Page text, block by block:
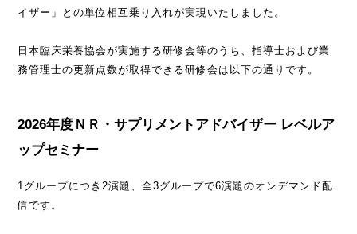
イザー」との単位相互乗り入れが実現いたしました。
日本臨床栄養協会が実施する研修会等のうち、指導士および業
務管理士の更新点数が取得できる研修会は以下の通りです。
2026年度ＮＲ・サプリメントアドバイザー レベルア
ップセミナー
1グループにつき2演題、全3グループで6演題のオンデマンド配
信です。